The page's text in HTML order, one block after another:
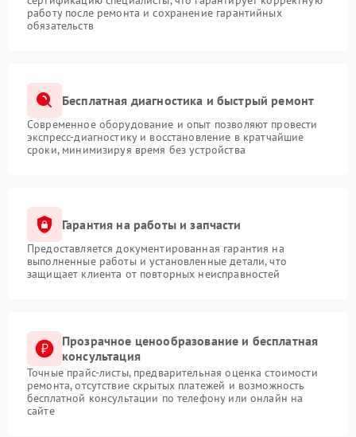
работу после ремонта и сохранение гарантийных
обязательств
Бесплатная диагностика и быстрый ремонт
Современное оборудование и опыт позволяют провести
экспресс-диагностику и восстановление в кратчайшие
сроки, минимизируя время без устройства
Гарантия на работы и запчасти
Предоставляется документированная гарантия на
выполненные работы и установленные детали, что
защищает клиента от повторных неисправностей
Прозрачное ценообразование и бесплатная
консультация
Точные прайс-листы, предварительная оценка стоимости
ремонта, отсутствие скрытых платежей и возможность
бесплатной консультации по телефону или онлайн на
сайте